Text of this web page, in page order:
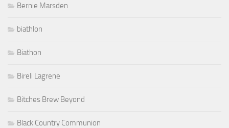
Bernie Marsden
biathlon
Biathon
Bireli Lagrene
Bitches Brew Beyond
Black Country Communion